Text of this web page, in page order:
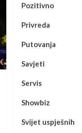
Pozitivno
Privreda
Putovanja
Savjeti
Servis
Showbiz
Svijet uspješnih